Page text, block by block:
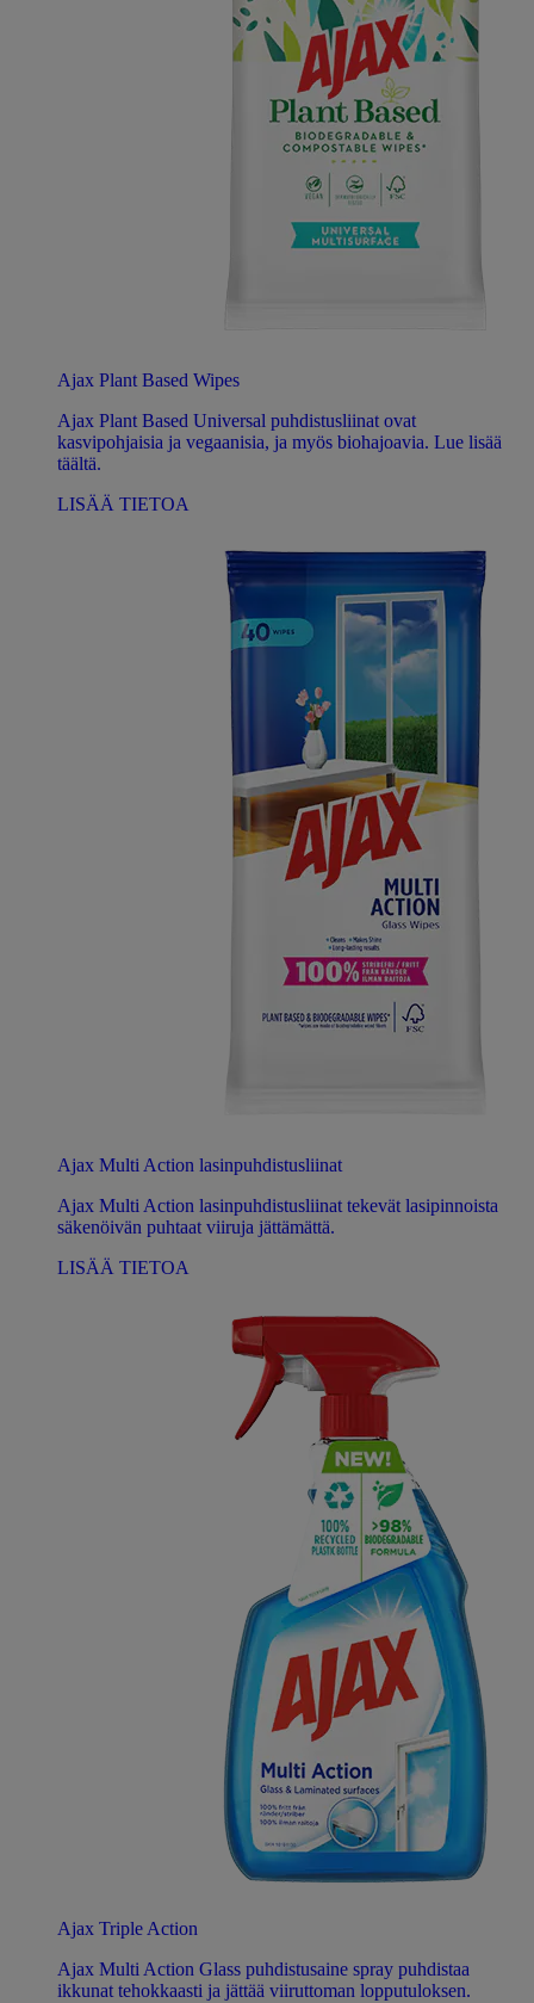
Ajax Plant Based Wipes
Ajax Plant Based Universal puhdistusliinat ovat
kasvipohjaisia ​​ja vegaanisia, ja myös biohajoavia. Lue lisää
täältä.
LISÄÄ TIETOA
Ajax Multi Action lasinpuhdistusliinat
Ajax Multi Action lasinpuhdistusliinat tekevät lasipinnoista
säkenöivän puhtaat viiruja jättämättä.
LISÄÄ TIETOA
Ajax Triple Action
Ajax Multi Action Glass puhdistusaine spray puhdistaa
ikkunat tehokkaasti ja jättää viiruttoman lopputuloksen.